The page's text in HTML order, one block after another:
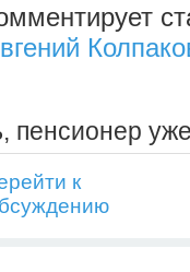
пенсионер
к